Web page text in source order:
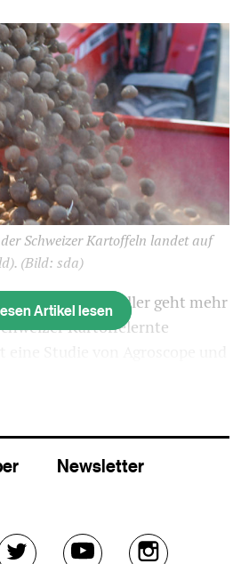
Schweizer Kartoffeln landet auf
(Bild: sda)
bis auf die Teller geht mehr
Kartoffelernte
Kartoffeln in der Schweiz
Agroscope
Artikel lesen
Newsletter